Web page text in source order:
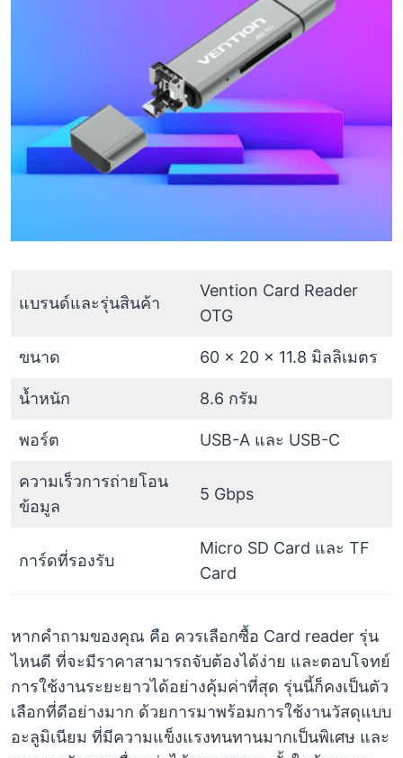
แบรนด์และรุ่นสินค้า
Vention Card Reader
OTG
ขนาด 60 x 20 x 11.8 มิลลิเมตร
น้ำหนัก 8.6 กรัม
พอร์ต USB-A และ USB-C
ความเร็วการถ่ายโอน
ข้อมูล
5 Gbps
การ์ดที่รองรับ
Micro SD Card และ TF
Card
หากคำถามของคุณ คือ ควรเลือกซื้อ Card reader รุ่น
ไหนดี ที่จะมีราคาสามารถจับต้องได้ง่าย และตอบโจทย์
การใช้งานระยะยาวได้อย่างคุ้มค่าที่สุด รุ่นนี้ก็คงเป็นตัว
เลือกที่ดีอย่างมาก ด้วยการมาพร้อมการใช้งานวัสดุแบบ
อะลูมิเนียม ที่มีความแข็งแรงทนทานมากเป็นพิเศษ และ